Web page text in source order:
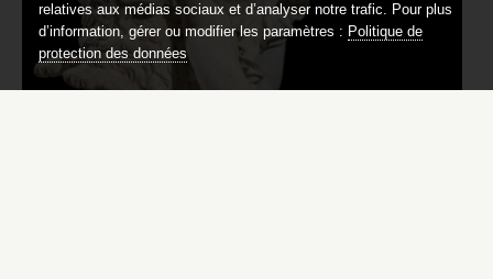
relatives aux médias sociaux et d’analyser notre trafic. Pour plus
d’information, gérer ou modifier les paramètres : Politique de
protection des données